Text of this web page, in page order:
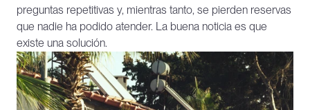
preguntas repetitivas y, mientras tanto, se pierden reservas
que nadie ha podido atender. La buena noticia es que
existe una solución.